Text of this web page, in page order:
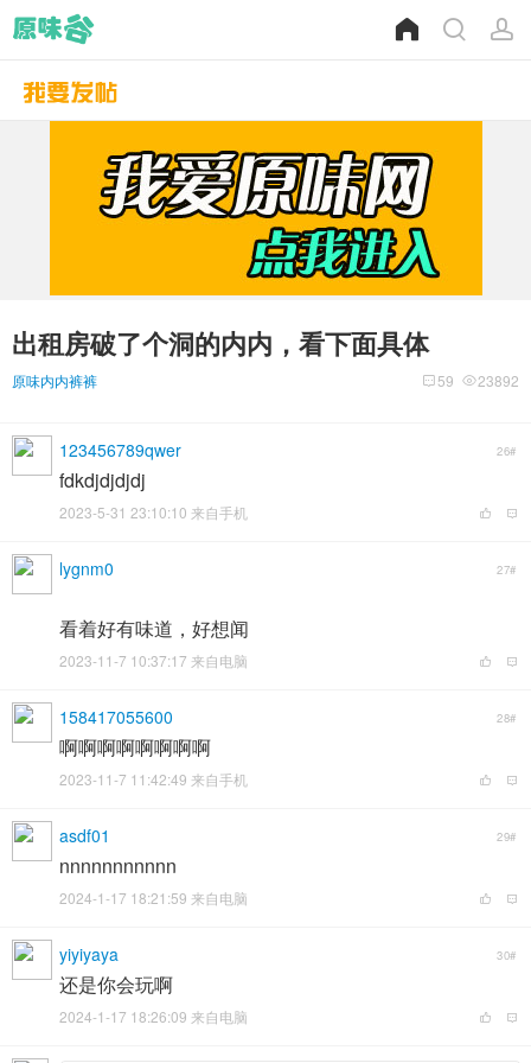
出租房破了个洞的内内，看下面具体
原味内内裤裤 23892
59
123456789qwer 26#
fdkdjdjdjdj
2023-5-31 23:10:10 来自手机
lygnm0 27#
看着好有味道，好想闻
2023-11-7 10:37:17 来自电脑
158417055600 28#
啊啊啊啊啊啊啊啊
2023-11-7 11:42:49 来自手机
asdf01 29#
nnnnnnnnnnn
2024-1-17 18:21:59 来自电脑
yiyiyaya 30#
还是你会玩啊
2024-1-17 18:26:09 来自电脑